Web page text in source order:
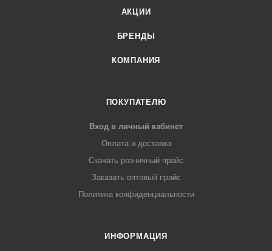
АКЦИИ
БРЕНДЫ
КОМПАНИЯ
ПОКУПАТЕЛЮ
Вход в личный кабинет
Оплата и доставка
Скачать розничный прайс
Заказать оптовый прайс
Политика конфиденциальности
ИНФОРМАЦИЯ